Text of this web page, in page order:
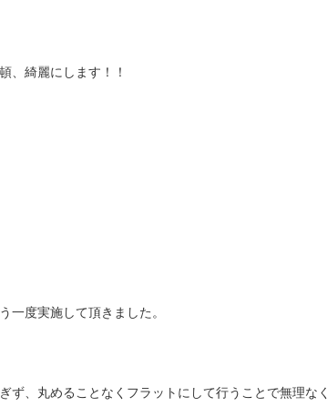
、綺麗にします！！
一度実施して頂きました。
ず、丸めることなくフラットにして行うことで無理なく